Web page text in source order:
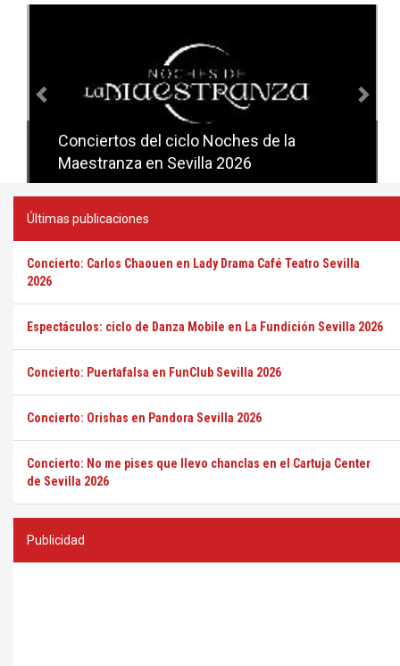
Conciertos del ciclo Noches de la
Maestranza en Sevilla 2026
Conciertos del ciclo Candlelight en
Sevilla
Últimas publicaciones
Concierto: Carlos Chaouen en Lady Drama Café Teatro Sevilla
2026
Espectáculos: ciclo de Danza Mobile en La Fundición Sevilla 2026
Concierto: Puertafalsa en FunClub Sevilla 2026
Concierto: Orishas en Pandora Sevilla 2026
Concierto: No me pises que llevo chanclas en el Cartuja Center
de Sevilla 2026
Publicidad